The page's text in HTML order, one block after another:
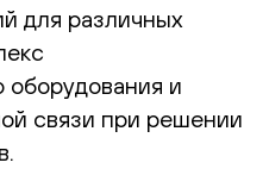
для различных
оборудования и
связи при решении